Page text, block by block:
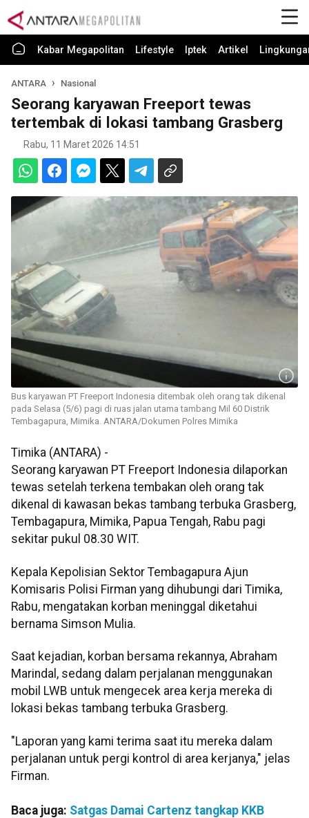
Kabar Megapolitan Lifestyle Iptek Artikel
ANTARA Nasional
Seorang karyawan Freeport tewas
tertembak di lokasi tambang Grasberg
Rabu, 11 Maret 2026 14:51
Bus karyawan PT Freeport Indonesia ditembak oleh orang tak dikenal
pada Selasa (5/6) pagi di ruas jalan utama tambang Mil 60 Distrik
Tembagapura, Mimika. ANTARA/Dokumen Polres Mimika
Timika (ANTARA) -
Seorang karyawan PT Freeport Indonesia dilaporkan
tewas setelah terkena tembakan oleh orang tak
dikenal di kawasan bekas tambang terbuka Grasberg,
Tembagapura, Mimika, Papua Tengah, Rabu pagi
sekitar pukul 08.30 WIT.
Kepala Kepolisian Sektor Tembagapura Ajun
Komisaris Polisi Firman yang dihubungi dari Timika,
Rabu, mengatakan korban meninggal diketahui
bernama Simson Mulia.
Saat kejadian, korban bersama rekannya, Abraham
Marindal, sedang dalam perjalanan menggunakan
mobil LWB untuk mengecek area kerja mereka di
lokasi bekas tambang terbuka Grasberg.
"Laporan yang kami terima saat itu mereka dalam
perjalanan untuk pergi kontrol di area kerjanya," jelas
Firman.
Baca juga: Satgas Damai Cartenz tangkap KKB